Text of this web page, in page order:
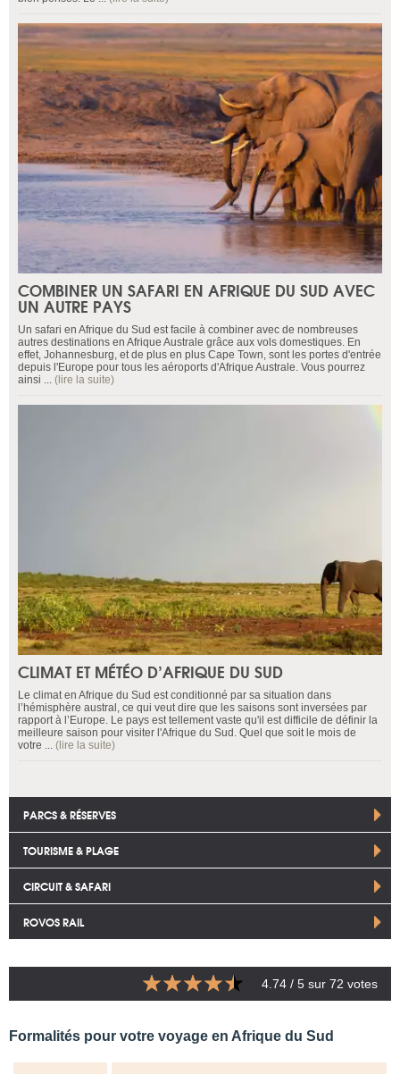
COMBINER UN SAFARI EN AFRIQUE DU SUD AVEC
UN AUTRE PAYS
Un safari en Afrique du Sud est facile à combiner avec de nombreuses
autres destinations en Afrique Australe grâce aux vols domestiques. En
effet, Johannesburg, et de plus en plus Cape Town, sont les portes d'entrée
depuis l'Europe pour tous les aéroports d'Afrique Australe. Vous pourrez
ainsi ... (lire la suite)
CLIMAT ET MÉTÉO D’AFRIQUE DU SUD
Le climat en Afrique du Sud est conditionné par sa situation dans
l’hémisphère austral, ce qui veut dire que les saisons sont inversées par
rapport à l’Europe. Le pays est tellement vaste qu'il est difficile de définir la
meilleure saison pour visiter l'Afrique du Sud. Quel que soit le mois de
votre ... (lire la suite)
PARCS & RÉSERVES
TOURISME & PLAGE
CIRCUIT & SAFARI
ROVOS RAIL
4.74 / 5 sur 72 votes
Formalités pour votre voyage en Afrique du Sud